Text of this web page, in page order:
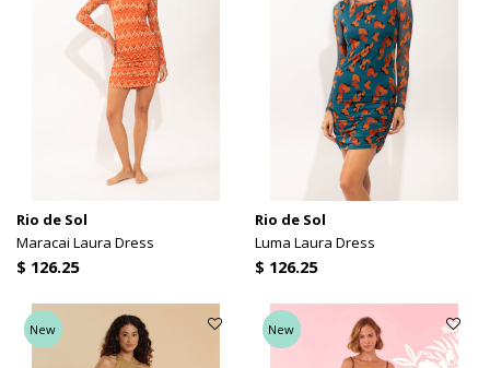
Rio de Sol
Maracai Laura Dress
$ 126.25
Rio de Sol
Luma Laura Dress
$ 126.25
New New